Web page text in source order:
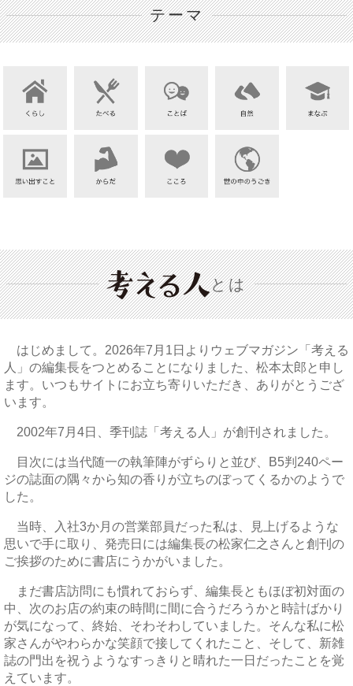
テーマ
とは
はじめまして。2026年7月1日よりウェブマガジン「考える
人」の編集長をつとめることになりました、松本太郎と申し
ます。いつもサイトにお立ち寄りいただき、ありがとうござ
います。
2002年7月4日、季刊誌「考える人」が創刊されました。
目次には当代随一の執筆陣がずらりと並び、B5判240ペー
ジの誌面の隅々から知の香りが立ちのぼってくるかのようで
した。
当時、入社3か月の営業部員だった私は、見上げるような
思いで手に取り、発売日には編集長の松家仁之さんと創刊の
ご挨拶のために書店にうかがいました。
まだ書店訪問にも慣れておらず、編集長ともほぼ初対面の
中、次のお店の約束の時間に間に合うだろうかと時計ばかり
が気になって、終始、そわそわしていました。そんな私に松
家さんがやわらかな笑顔で接してくれたこと、そして、新雑
誌の門出を祝うようなすっきりと晴れた一日だったことを覚
えています。